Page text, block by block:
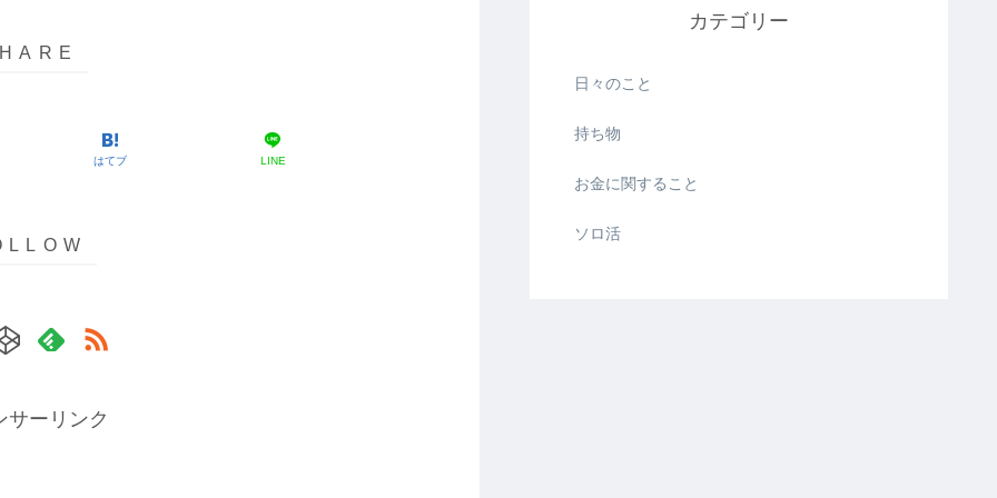
はてブ LINE
サーリンク
カテゴリー
日々のこと
持ち物
お金に関すること
ソロ活